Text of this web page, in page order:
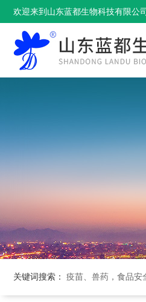
欢迎来到山东蓝都生物科技有限公
关键词搜索： 疫苗、兽药，食品安